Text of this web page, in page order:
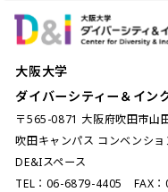
大阪大学
ダイバーシティー＆イン
〒565-0871 大阪府吹田市山
吹田キャンパス コンベンシ
DE&Iスペース
TEL：06-6879-4405 FAX